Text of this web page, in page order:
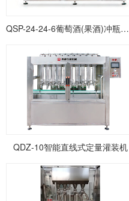
QSP-24-24-6葡萄酒(果酒)冲瓶灌装打塞联体机
QDZ-10智能直线式定量灌装机